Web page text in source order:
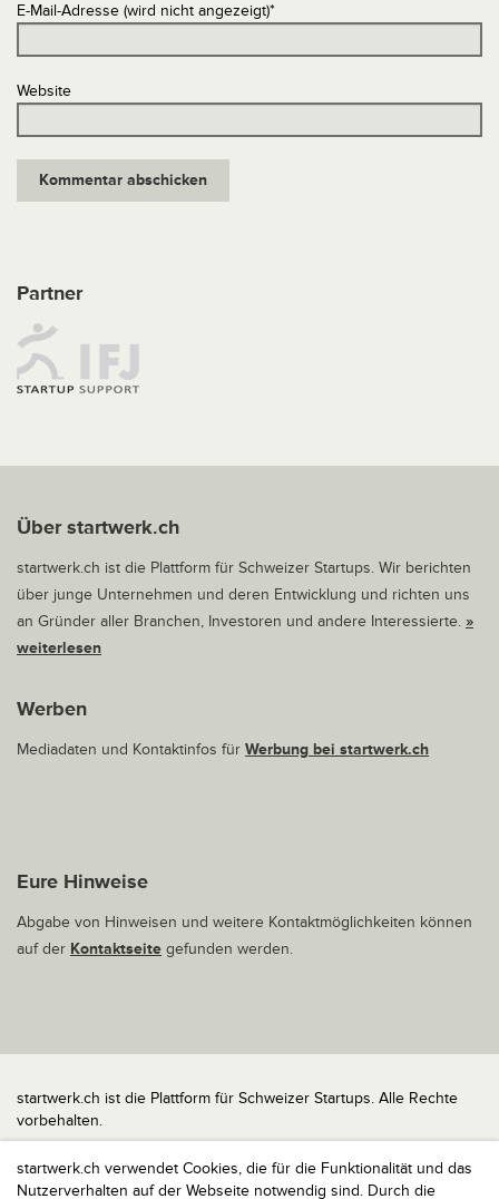
startwerk.ch verwendet Cookies, die für die Funktionalität und das
Nutzerverhalten auf der Webseite notwendig sind. Durch die
E-Mail-Adresse (wird nicht angezeigt)*
Website
Partner
Über startwerk.ch
startwerk.ch ist die Plattform für Schweizer Startups. Wir berichten
über junge Unternehmen und deren Entwicklung und richten uns
an Gründer aller Branchen, Investoren und andere Interessierte. »
weiterlesen
Werben
Mediadaten und Kontaktinfos für Werbung bei startwerk.ch
Eure Hinweise
Abgabe von Hinweisen und weitere Kontaktmöglichkeiten können
auf der Kontaktseite gefunden werden.
startwerk.ch ist die Plattform für Schweizer Startups. Alle Rechte
vorbehalten.
Impressum
Kontakt